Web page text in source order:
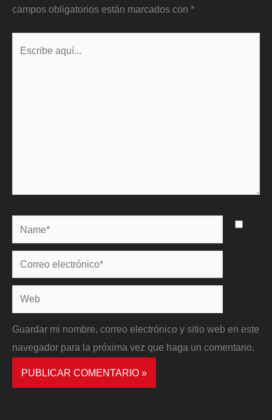
campos obligatorios están marcados con *
Name*
Correo
electrónico*
Web
Guardar mi nombre, correo electrónico y sitio web en este
navegador para la próxima vez que haga un comentario.